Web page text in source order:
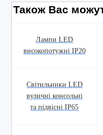
Також Вас
Лампи LED
високопотужні IP20
Світильники LED
вуличні консольні
та підвісні IP65